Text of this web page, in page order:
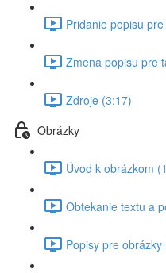
Pridanie popisu
Zmena popisu pre
Zdroje (3:17)
Obrázky
Úvod k obrázkom
Obtekanie textu a
Popisy pre obrázky